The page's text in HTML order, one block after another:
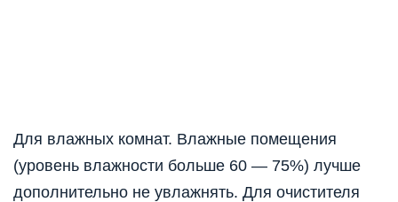
Для влажных комнат. Влажные помещения
(уровень влажности больше 60 — 75%) лучше
дополнительно не увлажнять. Для очистителя